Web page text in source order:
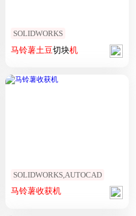
SOLIDWORKS
马铃薯土豆切块机
SOLIDWORKS,AUTOCAD
马铃薯收获机